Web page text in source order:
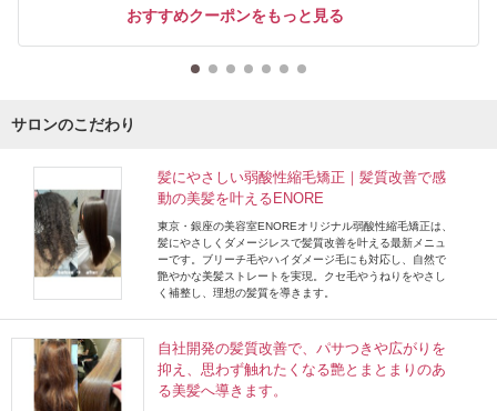
おすすめクーポンをもっと見る
サロンのこだわり
髪にやさしい弱酸性縮毛矯正｜髪質改善で感
動の美髪を叶えるENORE
東京・銀座の美容室ENOREオリジナル弱酸性縮毛矯正は、
髪にやさしくダメージレスで髪質改善を叶える最新メニュ
ーです。ブリーチ毛やハイダメージ毛にも対応し、自然で
艶やかな美髪ストレートを実現。クセ毛やうねりをやさし
く補整し、理想の髪質を導きます。
自社開発の髪質改善で、パサつきや広がりを
抑え、思わず触れたくなる艶とまとまりのあ
る美髪へ導きます。